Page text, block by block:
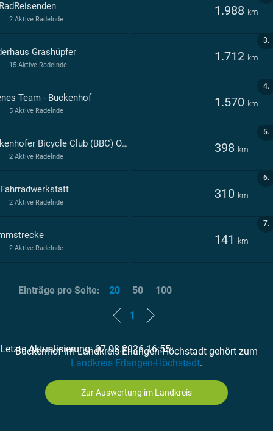
1.988 km
2 Aktive Radelnde
3.
Grashüpfer 1.712 km
15 Aktive Radelnde
4.
Team - Buckenhof 1.570 km
5 Aktive Radelnde
5.
Buckenhofer Bicycle Club (BBC) Offen für Alle 398 km
2 Aktive Radelnde
6.
310 km
2 Aktive Radelnde
7.
141 km
2 Aktive Radelnde
1
Letzte Aktualisierung: 07.08.2026 16:55
Einträge pro Seite: 20 50 100
Buckenhof im Landkreis Erlangen-Höchstadt gehört zum
Landkreis Erlangen-Höchstadt.
Zur Auswertung im Landkreis